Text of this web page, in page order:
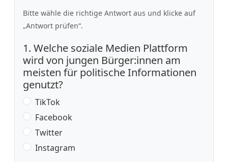
Bitte wähle die richtige Antwort aus und klicke auf
„Antwort prüfen“.
1. Welche soziale Medien Plattform
wird von jungen Bürger:innen am
meisten für politische Informationen
genutzt?
TikTok
Facebook
Twitter
Instagram